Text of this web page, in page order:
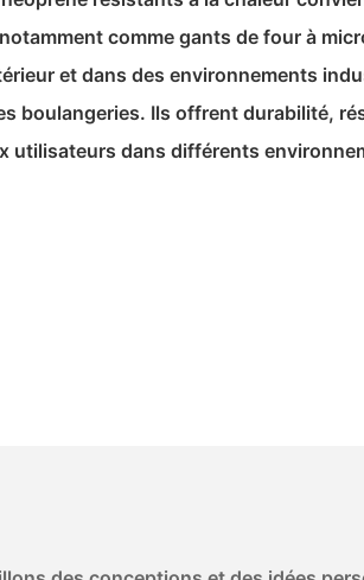
comme gants de four à
et dans des environnements
boulangeries. Ils offrent durabilité,
utilisateurs dans différents